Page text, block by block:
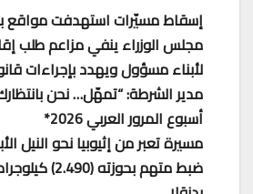
إسقاط مسيّرات استهدفت مواقع
مجلس الوزراء ينفي مزاعم طلب
لأبناء مسؤول ويهدد بإجراءات
مدير الشرطة: “تمهّل… نحن
أسبوع المرور العربي 2026*
مسيرة تعبر من إثيوبيا نحو النيل
ضبط متهم